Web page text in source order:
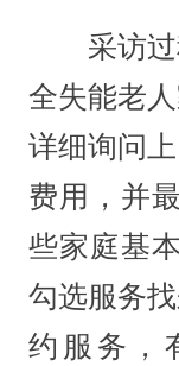
采访过
全失能老
详细询问
费用，并
些家庭基
勾选服务
约服务，